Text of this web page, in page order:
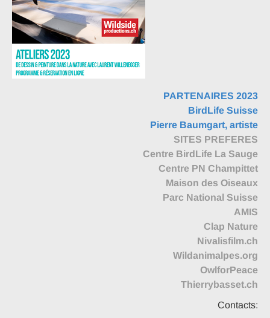
PARTENAIRES 2023
BirdLife Suisse
Pierre Baumgart, artiste
SITES PREFERES
Centre BirdLife La Sauge
Centre PN Champittet
Maison des Oiseaux
Parc National Suisse
AMIS
Clap Nature
Nivalisfilm.ch
Wildanimalpes.org
OwlforPeace
Thierrybasset.ch
Contacts: